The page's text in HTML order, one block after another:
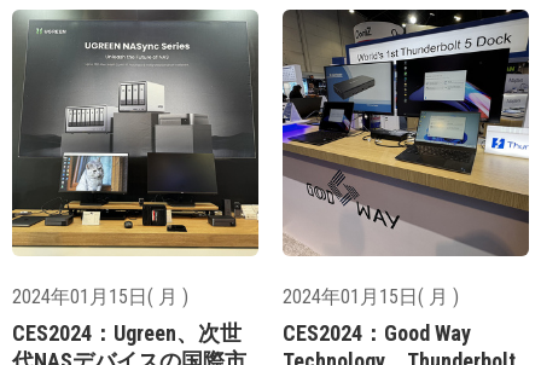
2024年01月15日( 月 )
CES2024：Ugreen、次世
2024年01月15日( 月 )
CES2024：Good Way